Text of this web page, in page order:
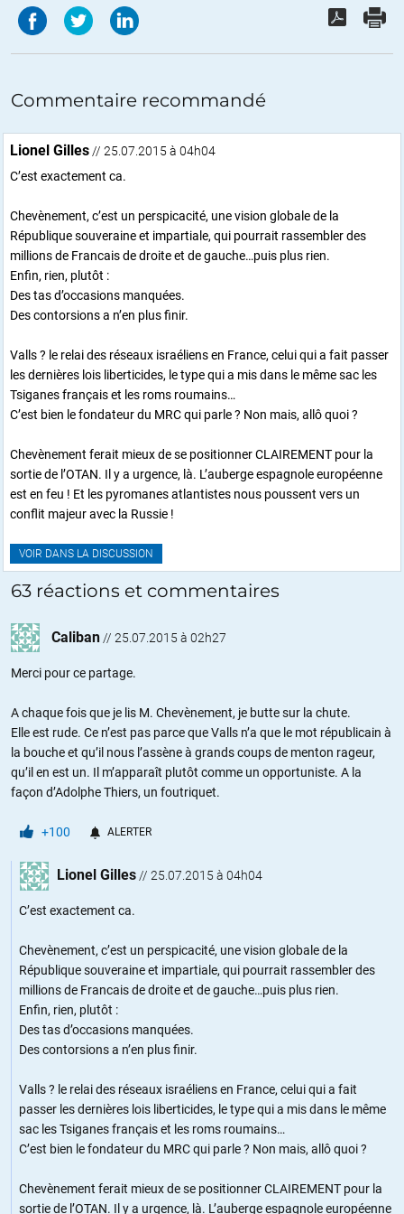
Commentaire recommandé
Lionel Gilles // 25.07.2015 à 04h04
C’est exactement ca.
Chevènement, c’est un perspicacité, une vision globale de la
République souveraine et impartiale, qui pourrait rassembler des
millions de Francais de droite et de gauche…puis plus rien.
Enfin, rien, plutôt :
Des tas d’occasions manquées.
Des contorsions a n’en plus finir.
Valls ? le relai des réseaux israéliens en France, celui qui a fait passer
les dernières lois liberticides, le type qui a mis dans le même sac les
Tsiganes français et les roms roumains…
C’est bien le fondateur du MRC qui parle ? Non mais, allô quoi ?
Chevènement ferait mieux de se positionner CLAIREMENT pour la
sortie de l’OTAN. Il y a urgence, là. L’auberge espagnole européenne
est en feu ! Et les pyromanes atlantistes nous poussent vers un
conflit majeur avec la Russie !
VOIR DANS LA DISCUSSION
63 réactions et commentaires
Caliban // 25.07.2015 à 02h27
Merci pour ce partage.
A chaque fois que je lis M. Chevènement, je butte sur la chute.
Elle est rude. Ce n’est pas parce que Valls n’a que le mot républicain à
la bouche et qu’il nous l’assène à grands coups de menton rageur,
qu’il en est un. Il m’apparaît plutôt comme un opportuniste. A la
façon d’Adolphe Thiers, un foutriquet.
+100 ALERTER
Lionel Gilles // 25.07.2015 à 04h04
C’est exactement ca.
Chevènement, c’est un perspicacité, une vision globale de la
République souveraine et impartiale, qui pourrait rassembler des
millions de Francais de droite et de gauche…puis plus rien.
Enfin, rien, plutôt :
Des tas d’occasions manquées.
Des contorsions a n’en plus finir.
Valls ? le relai des réseaux israéliens en France, celui qui a fait
passer les dernières lois liberticides, le type qui a mis dans le même
sac les Tsiganes français et les roms roumains…
C’est bien le fondateur du MRC qui parle ? Non mais, allô quoi ?
Chevènement ferait mieux de se positionner CLAIREMENT pour la
sortie de l’OTAN. Il y a urgence, là. L’auberge espagnole européenne